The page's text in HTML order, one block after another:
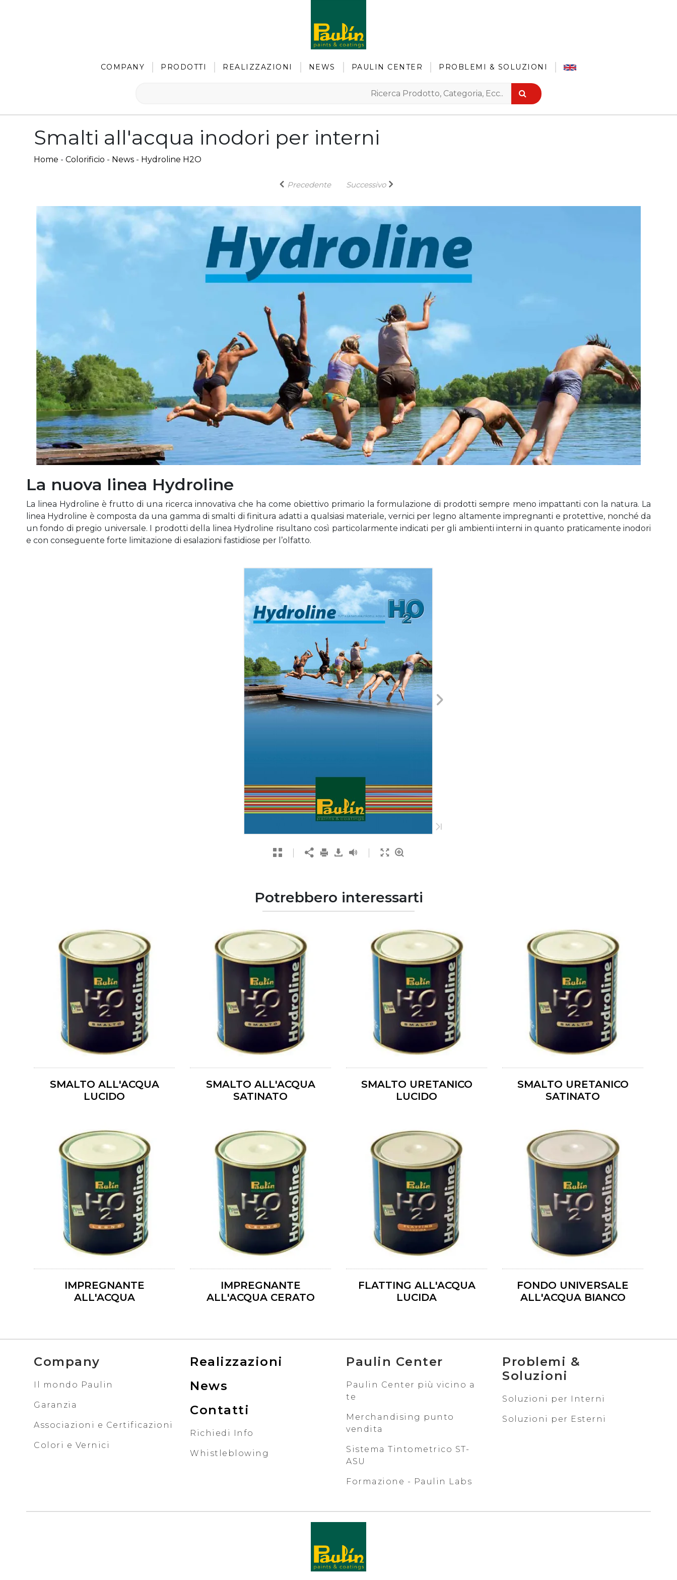
COMPANY PRODOTTI REALIZZAZIONI NEWS PAULIN CENTER PROBLEMI & SOLUZIONI
Smalti all'acqua inodori per interni
Home - Colorificio - News - Hydroline H2O
Precedente Successivo
La nuova linea Hydroline
La linea Hydroline è frutto di una ricerca innovativa che ha come obiettivo primario la formulazione di prodotti sempre meno impattanti con la natura. La
linea Hydroline è composta da una gamma di smalti di finitura adatti a qualsiasi materiale, vernici per legno altamente impregnanti e protettive, nonché da
un fondo di pregio universale. I prodotti della linea Hydroline risultano così particolarmente indicati per gli ambienti interni in quanto praticamente inodori
e con conseguente forte limitazione di esalazioni fastidiose per l’olfatto.
Potrebbero interessarti
SMALTO ALL'ACQUA
LUCIDO
SMALTO ALL'ACQUA
SATINATO
SMALTO URETANICO
LUCIDO
SMALTO URETANICO
SATINATO
IMPREGNANTE
ALL'ACQUA
IMPREGNANTE
ALL'ACQUA CERATO
FLATTING ALL'ACQUA
LUCIDA
FONDO UNIVERSALE
ALL'ACQUA BIANCO
Company
Il mondo Paulin
Garanzia
Associazioni e Certificazioni
Colori e Vernici
Realizzazioni
News
Contatti
Richiedi Info
Whistleblowing
Paulin Center
Paulin Center più vicino a
te
Merchandising punto
vendita
Sistema Tintometrico ST-
ASU
Formazione - Paulin Labs
Problemi &
Soluzioni
Soluzioni per Interni
Soluzioni per Esterni